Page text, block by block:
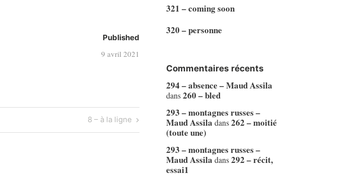
Published
9 avril 2021
Next
Post
8 – à la ligne
321 – coming soon
320 – personne
Commentaires récents
294 – absence – Maud Assila
dans260 – bled
293 – montagnes russes –
Maud Assila dans262 – moitié
(toute une)
293 – montagnes russes –
Maud Assila dans292 – récit,
essai1